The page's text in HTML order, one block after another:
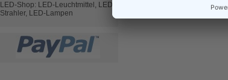
LED-Shop: LED-Leuchtmittel, LED-
Strahler, LED-Lampen